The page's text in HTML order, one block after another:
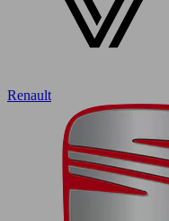
Renault